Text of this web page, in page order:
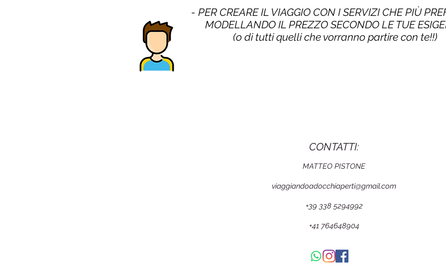
- PER CREARE IL VIAGGIO CON I SERVIZI CHE PIÙ
MODELLANDO IL PREZZO SECONDO LE TUE
(o di tutti quelli che vorranno partire con te!!)
CONTATTI:
MATTEO PISTONE
viaggiandoadocchiaperti@gmail.com
+39 338 5294992
+41 764648904